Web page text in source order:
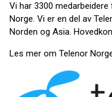
Vi har 3300
Norge. Vi er en del av
Norden og Asia.
Les mer om Telenor